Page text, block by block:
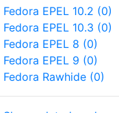
Fedora EPEL 10.2 (0)
Fedora EPEL 10.3 (0)
Fedora EPEL 8 (0)
Fedora EPEL 9 (0)
Fedora Rawhide (0)